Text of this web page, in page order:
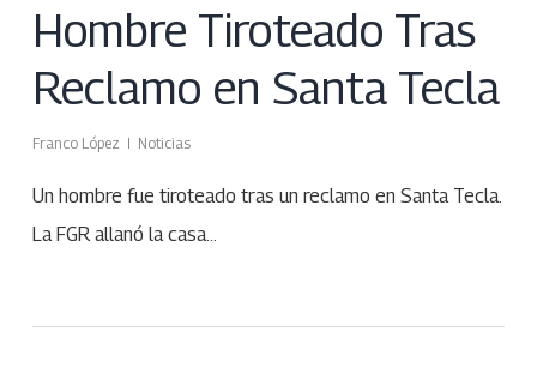
Hombre Tiroteado Tras
Reclamo en Santa Tecla
Franco López Noticias
Un hombre fue tiroteado tras un reclamo en Santa Tecla.
La FGR allanó la casa…